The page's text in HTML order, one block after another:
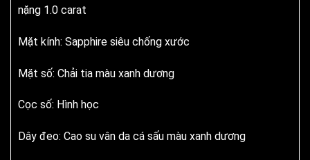
nặng 1.0 carat
Mặt kính: Sapphire siêu chống xước
Mặt số: Chải tia màu xanh dương
Cọc số: Hình học
Dây đeo: Cao su vân da cá sấu màu xanh dương